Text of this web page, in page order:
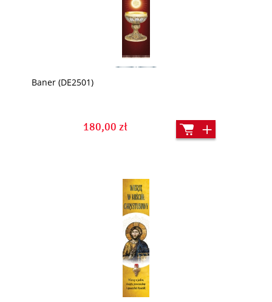
Baner (DE2501)
180,00 zł